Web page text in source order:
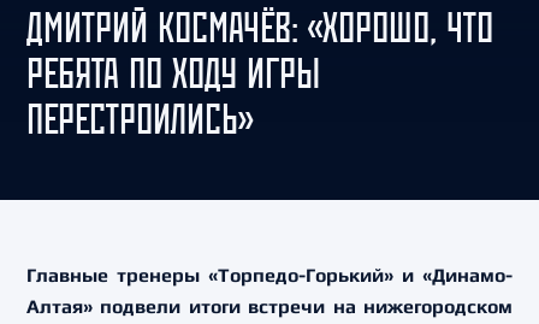
ДМИТРИЙ КОСМАЧЁВ: «ХОРОШО, ЧТО
РЕБЯТА ПО ХОДУ ИГРЫ
ПЕРЕСТРОИЛИСЬ»
Главные тренеры «Торпедо-Горький» и «Динамо-
Алтая» подвели итоги встречи на нижегородском